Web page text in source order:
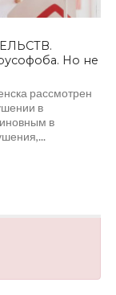
Но не
рассмотрен
в
в